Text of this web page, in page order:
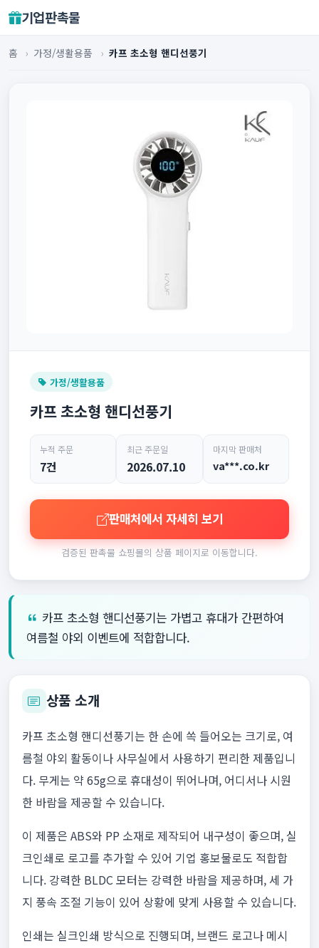
기업판촉물
홈 › 가정/생활용품 › 카프 초소형 핸디선풍기
가정/생활용품
카프 초소형 핸디선풍기
누적 주문
7건
최근 주문일
2026.07.10
마지막 판매처
va***.co.kr
판매처에서 자세히 보기
검증된 판촉물 쇼핑몰의 상품 페이지로 이동합니다.
카프 초소형 핸디선풍기는 가볍고 휴대가 간편하여
여름철 야외 이벤트에 적합합니다.
상품 소개
카프 초소형 핸디선풍기는 한 손에 쏙 들어오는 크기로, 여
름철 야외 활동이나 사무실에서 사용하기 편리한 제품입니
다. 무게는 약 65g으로 휴대성이 뛰어나며, 어디서나 시원
한 바람을 제공할 수 있습니다.
이 제품은 ABS와 PP 소재로 제작되어 내구성이 좋으며, 실
크인쇄로 로고를 추가할 수 있어 기업 홍보물로도 적합합
니다. 강력한 BLDC 모터는 강력한 바람을 제공하며, 세 가
지 풍속 조절 기능이 있어 상황에 맞게 사용할 수 있습니다.
인쇄는 실크인쇄 방식으로 진행되며, 브랜드 로고나 메시